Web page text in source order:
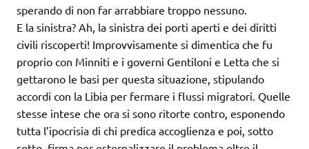
sperando di non far arrabbiare troppo nessuno.
E la sinistra? Ah, la sinistra dei porti aperti e dei diritti
civili riscoperti! Improvvisamente si dimentica che fu
proprio con Minniti e i governi Gentiloni e Letta che si
gettarono le basi per questa situazione, stipulando
accordi con la Libia per fermare i flussi migratori. Quelle
stesse intese che ora si sono ritorte contro, esponendo
tutta l’ipocrisia di chi predica accoglienza e poi, sotto